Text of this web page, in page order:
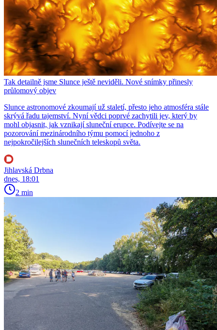
Tak detailně jsme Slunce ještě neviděli. Nové snímky přinesly
průlomový objev
Slunce astronomové zkoumají už staletí, přesto jeho atmosféra stále
skrývá řadu tajemství. Nyní vědci poprvé zachytili jev, který by
mohl objasnit, jak vznikají sluneční erupce. Podívejte se na
pozorování mezinárodního týmu pomocí jednoho z
nejpokročilejších slunečních teleskopů světa.
Jihlavská Drbna
dnes, 18:01
2 min